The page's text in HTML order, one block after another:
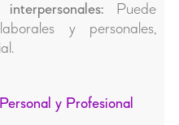
Puede
y personales,
y Profesional